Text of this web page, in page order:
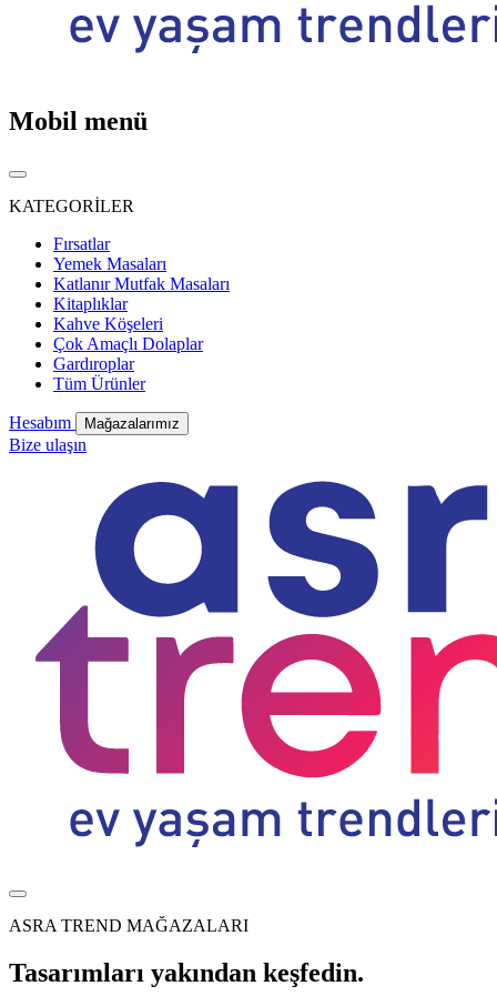
Mobil menü
KATEGORİLER
Fırsatlar
Yemek Masaları
Katlanır Mutfak Masaları
Kitaplıklar
Kahve Köşeleri
Çok Amaçlı Dolaplar
Gardıroplar
Tüm Ürünler
Hesabım Mağazalarımız
Bize ulaşın
ASRA TREND MAĞAZALARI
Tasarımları yakından keşfedin.